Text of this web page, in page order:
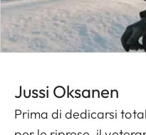
Jussi O ksanen
Prima di dedicarsi